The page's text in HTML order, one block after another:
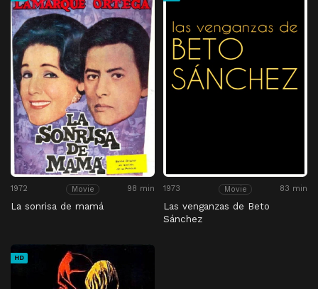
1972 Movie 98 min
La sonrisa de mamá
1973 Movie 83 min
Las venganzas de Beto
Sánchez
HD